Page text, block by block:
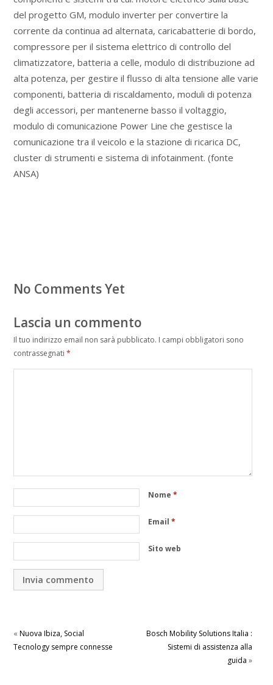
del progetto GM, modulo inverter per convertire la
corrente da continua ad alternata, caricabatterie di bordo,
compressore per il sistema elettrico di controllo del
climatizzatore, batteria a celle, modulo di distribuzione ad
alta potenza, per gestire il flusso di alta tensione alle varie
componenti, batteria di riscaldamento, moduli di potenza
degli accessori, per mantenerne basso il voltaggio,
modulo di comunicazione Power Line che gestisce la
comunicazione tra il veicolo e la stazione di ricarica DC,
cluster di strumenti e sistema di infotainment. (fonte
ANSA)
No Comments Yet
Lascia un commento
Il tuo indirizzo email non sarà pubblicato. I campi obbligatori sono
contrassegnati *
Nome *
Email *
Sito web
« Nuova Ibiza, Social
Tecnology sempre connesse
Bosch Mobility Solutions Italia :
Sistemi di assistenza alla
guida »